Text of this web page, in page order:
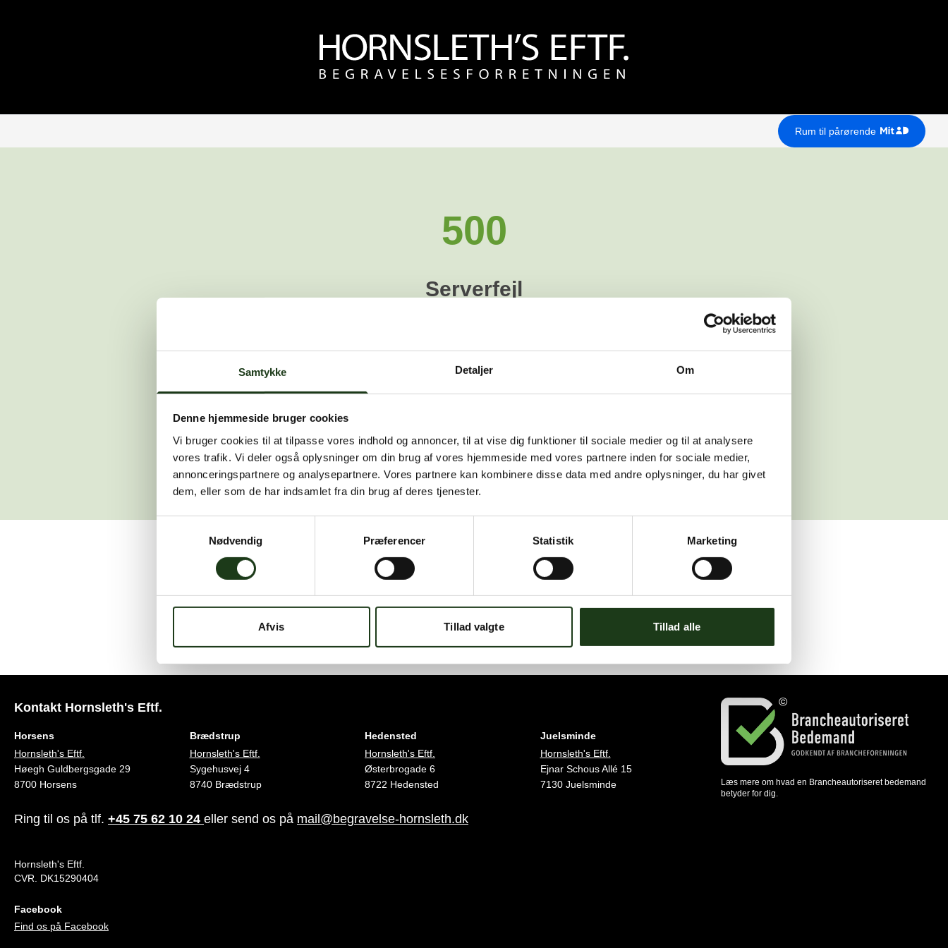
Samtykke Detaljer Om
Denne hjemmeside bruger cookies
Vi bruger cookies til at tilpasse vores indhold og annoncer, til at vise dig funktioner til sociale medier og til at analysere
vores trafik. Vi deler også oplysninger om din brug af vores hjemmeside med vores partnere inden for sociale medier,
annonceringspartnere og analysepartnere. Vores partnere kan kombinere disse data med andre oplysninger, du har givet
dem, eller som de har indsamlet fra din brug af deres tjenester.
Samtykkevalg
Nødvendig
Præferencer Statistik Marketing
Afvis Tillad valgte Tillad alle
Rum til pårørende
500
Serverfejl
Der opstod en intern serverfejl. Vi arbejder på at løse problemet. Prøv venligst igen
Gå til forsiden Gå tilbage
Har du brug for hjælp?
Vi er her for at hjælpe dig. Du er velkommen til at kontakte os, hvis du har spørgsmål eller brug for assistance.
Find nærmeste afdeling
Kontakt Hornsleth's Eftf.
Horsens
Hornsleth's Eftf.
Høegh Guldbergsgade 29
8700 Horsens
Brædstrup
Hornsleth's Eftf.
Sygehusvej 4
8740 Brædstrup
Hedensted
Hornsleth's Eftf.
Østerbrogade 6
8722 Hedensted
Juelsminde
Hornsleth's Eftf.
Ejnar Schous Allé 15
7130 Juelsminde
Ring til os på tlf. +45 75 62 10 24 eller send os på mail@begravelse-hornsleth.dk
Hornsleth's Eftf.
CVR. DK15290404
Facebook
Find os på Facebook
Læs mere om hvad en Brancheautoriseret bedemand
betyder for dig.